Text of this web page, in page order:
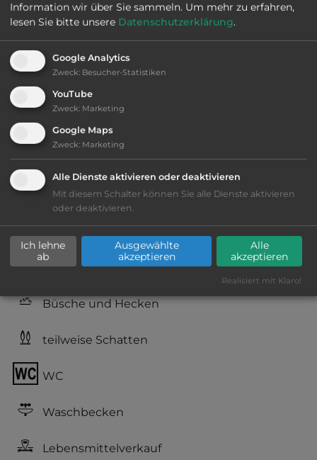
E-Mail: info@alberodellemele.eu
Öffnungszeiten:
Ausstattung:
bis 10,- Euro
Lage: schön
Grasgelände, Wiese
Büsche und Hecken
teilweise Schatten
WC
Waschbecken
Lebensmittelverkauf
Information wir über Sie sammeln. Um mehr zu erfahren,
lesen Sie bitte unsere Datenschutzerklärung.
Google Analytics
Zweck: Besucher-Statistiken
YouTube
Zweck: Marketing
Google Maps
Zweck: Marketing
Alle Dienste aktivieren oder deaktivieren
Mit diesem Schalter können Sie alle Dienste aktivieren
oder deaktivieren.
Ich lehne
ab
Ausgewählte
akzeptieren
Alle
akzeptieren
Realisiert mit Klaro!